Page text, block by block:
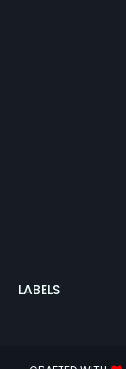
LABELS